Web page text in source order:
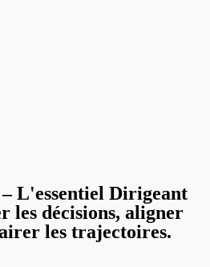
L'essentiel Dirigeant
les décisions, aligner
les trajectoires.